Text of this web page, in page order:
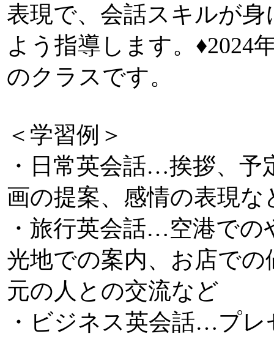
表現で、会話スキルが
よう指導します。♦2024
のクラスです。
＜学習例＞
・日常英会話…挨拶、予
画の提案、感情の表現な
・旅行英会話…空港での
光地での案内、お店での
元の人との交流など
・ビジネス英会話…プ